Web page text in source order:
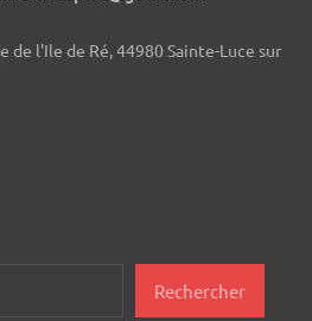
de l'Ile de Ré, 44980 Sainte-Luce sur
Rechercher